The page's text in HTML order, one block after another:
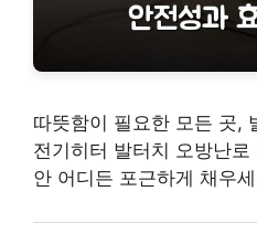
따뜻함이 필요한 모든 곳,
전기히터 발터치 오방난
안 어디든 포근하게 채우